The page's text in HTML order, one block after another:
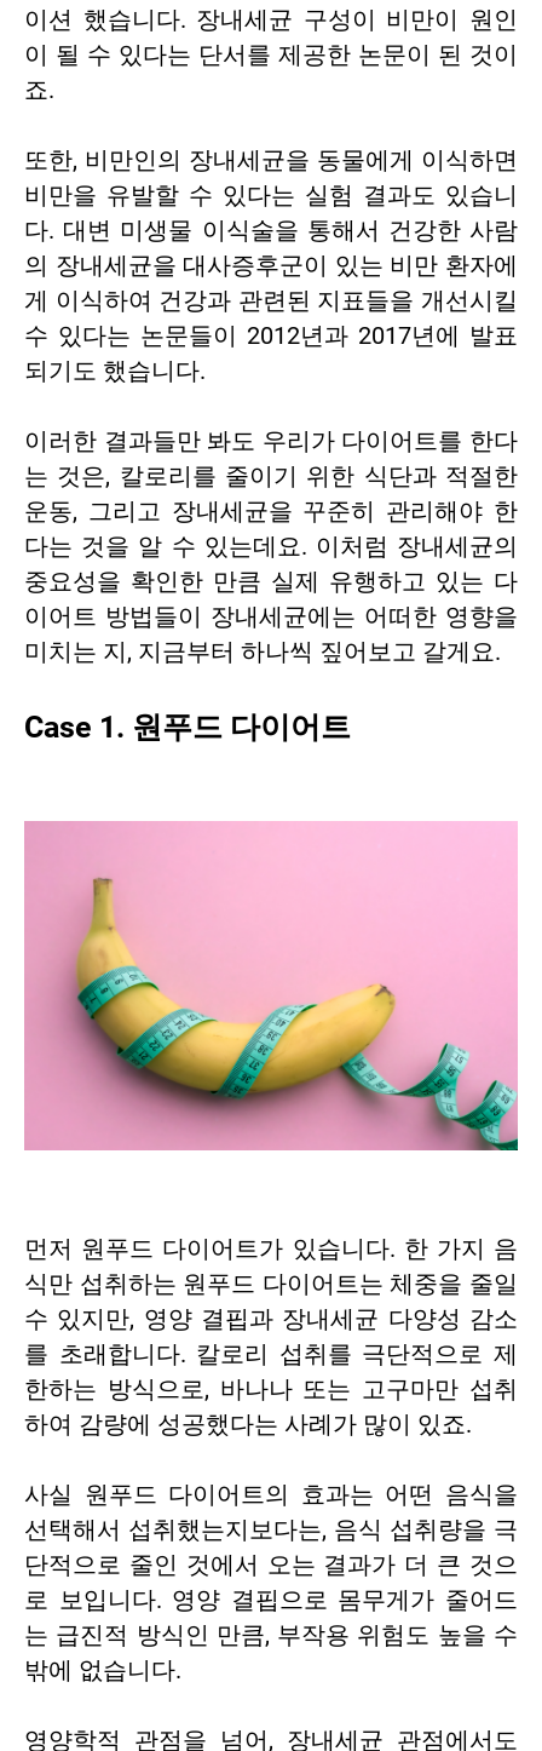
이션 했습니다. 장내세균 구성이 비만이 원인
이 될 수 있다는 단서를 제공한 논문이 된 것이
죠.
또한, 비만인의 장내세균을 동물에게 이식하면
비만을 유발할 수 있다는 실험 결과도 있습니
다. 대변 미생물 이식술을 통해서 건강한 사람
의 장내세균을 대사증후군이 있는 비만 환자에
게 이식하여 건강과 관련된 지표들을 개선시킬
수 있다는 논문들이 2012년과 2017년에 발표
되기도 했습니다.
이러한 결과들만 봐도 우리가 다이어트를 한다
는 것은, 칼로리를 줄이기 위한 식단과 적절한
운동, 그리고 장내세균을 꾸준히 관리해야 한
다는 것을 알 수 있는데요. 이처럼 장내세균의
중요성을 확인한 만큼 실제 유행하고 있는 다
이어트 방법들이 장내세균에는 어떠한 영향을
미치는 지, 지금부터 하나씩 짚어보고 갈게요.
Case 1. 원푸드 다이어트
먼저 원푸드 다이어트가 있습니다. 한 가지 음
식만 섭취하는 원푸드 다이어트는 체중을 줄일
수 있지만, 영양 결핍과 장내세균 다양성 감소
를 초래합니다. 칼로리 섭취를 극단적으로 제
한하는 방식으로, 바나나 또는 고구마만 섭취
하여 감량에 성공했다는 사례가 많이 있죠.
사실 원푸드 다이어트의 효과는 어떤 음식을
선택해서 섭취했는지보다는, 음식 섭취량을 극
단적으로 줄인 것에서 오는 결과가 더 큰 것으
로 보입니다. 영양 결핍으로 몸무게가 줄어드
는 급진적 방식인 만큼, 부작용 위험도 높을 수
밖에 없습니다.
영양학적 관점을 넘어, 장내세균 관점에서도